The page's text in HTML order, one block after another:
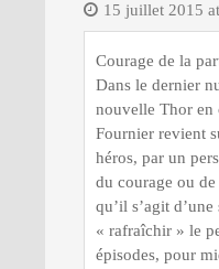
15 juillet 2015
Courage de la
Dans le dernier
nouvelle Thor en
Fournier revient
héros, par un
du courage ou
qu’il s’agit
« rafraîchir » le
épisodes, pour